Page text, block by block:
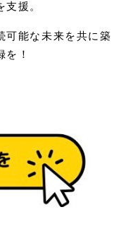
援。
可能な未来を共に築
を！